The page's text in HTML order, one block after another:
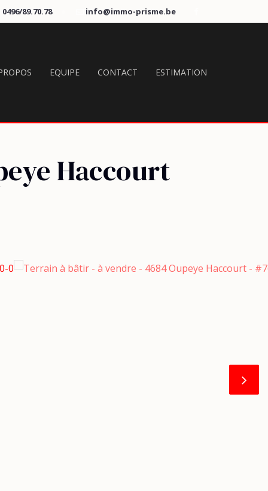
0496/89.70.78 info@immo-prisme.be
EQUIPE CONTACT ESTIMATION
Haccourt